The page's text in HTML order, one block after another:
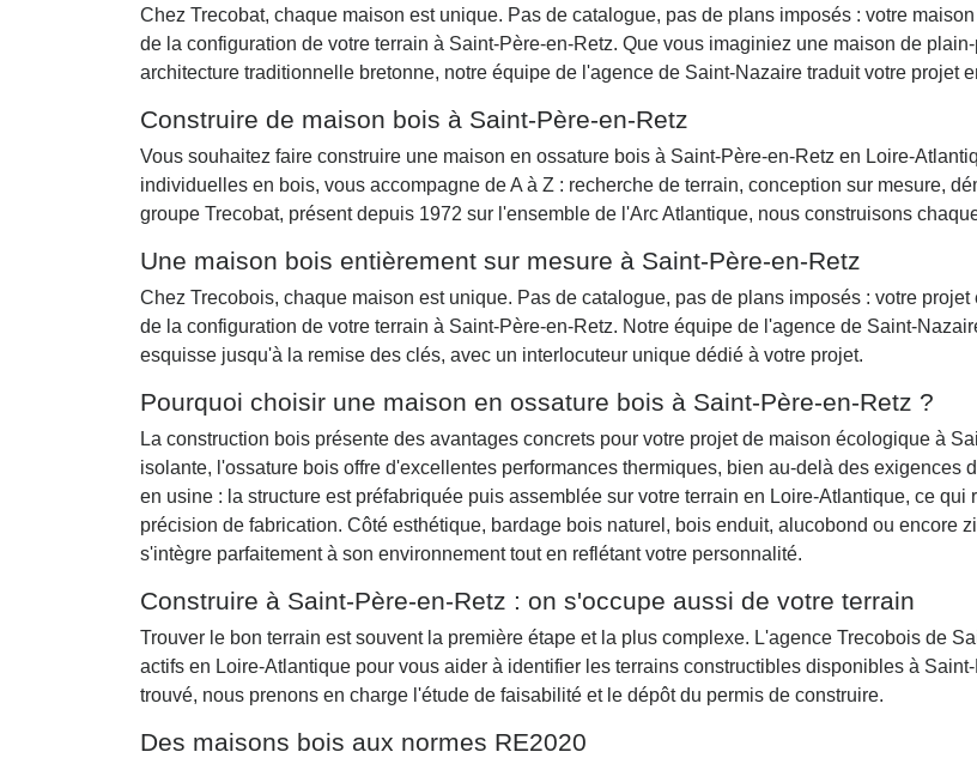
Chez Trecobat, chaque maison est unique. Pas de catalogue, pas de plans imposés : votre
de la configuration de votre terrain à Saint-Père-en-Retz. Que vous imaginiez une maison de
architecture traditionnelle bretonne, notre équipe de l'agence de Saint-Nazaire traduit votre projet
Construire de maison bois à Saint-Père-en-Retz
Vous souhaitez faire construire une maison en ossature bois à Saint-Père-en-Retz en Loire-
individuelles en bois, vous accompagne de A à Z : recherche de terrain, conception sur mesure,
groupe Trecobat, présent depuis 1972 sur l'ensemble de l'Arc Atlantique, nous construisons
Une maison bois entièrement sur mesure à Saint-Père-en-Retz
Chez Trecobois, chaque maison est unique. Pas de catalogue, pas de plans imposés : votre
de la configuration de votre terrain à Saint-Père-en-Retz. Notre équipe de l'agence de Saint-
esquisse jusqu'à la remise des clés, avec un interlocuteur unique dédié à votre projet.
Pourquoi choisir une maison en ossature bois à Saint-Père-en-Retz ?
La construction bois présente des avantages concrets pour votre projet de maison écologique à
isolante, l'ossature bois offre d'excellentes performances thermiques, bien au-delà des exigences
en usine : la structure est préfabriquée puis assemblée sur votre terrain en Loire-Atlantique, ce
précision de fabrication. Côté esthétique, bardage bois naturel, bois enduit, alucobond ou encore
s'intègre parfaitement à son environnement tout en reflétant votre personnalité.
Construire à Saint-Père-en-Retz : on s'occupe aussi de votre terrain
Trouver le bon terrain est souvent la première étape et la plus complexe. L'agence Trecobois de
actifs en Loire-Atlantique pour vous aider à identifier les terrains constructibles disponibles à
trouvé, nous prenons en charge l'étude de faisabilité et le dépôt du permis de construire.
Des maisons bois aux normes RE2020